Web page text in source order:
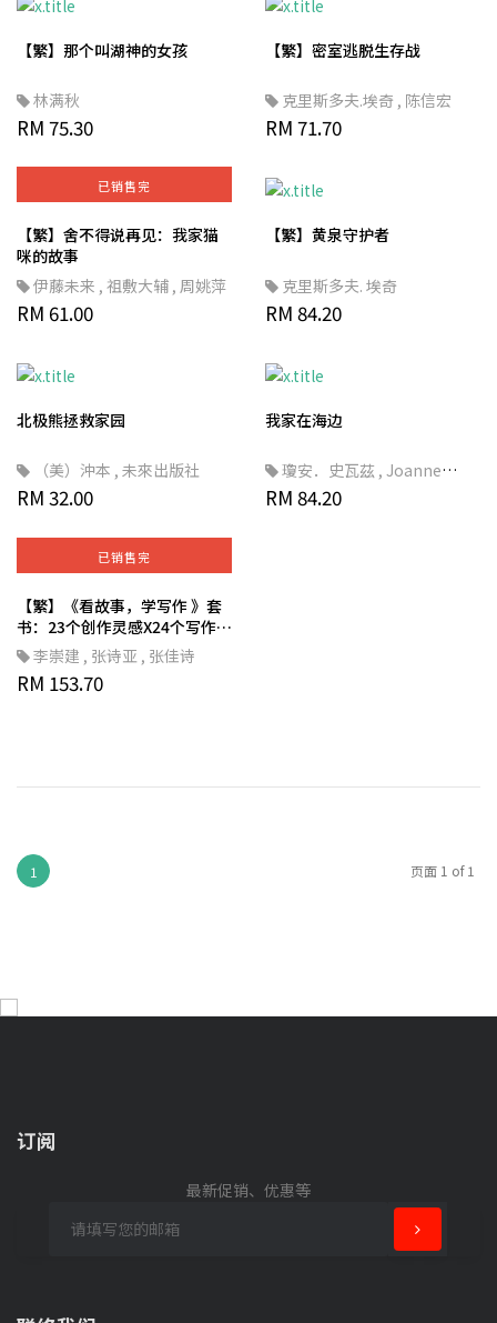
【繁】那个叫湖神的女孩
林满秋
RM 75.30
【繁】密室逃脱生存战
克里斯多夫.埃奇 , 陈信宏
RM 71.70
已销售完
【繁】舍不得说再见：我家猫
咪的故事
伊藤未来 , 祖敷大辅 , 周姚萍
RM 61.00
【繁】黄泉守护者
克里斯多夫. 埃奇
RM 84.20
北极熊拯救家园
（美）沖本 , 未來出版社
RM 32.00
我家在海边
瓊安．史瓦茲 , Joanne
Schwartz,
RM 84.20
已销售完
【繁】《看故事，学写作 》套
书：23个创作灵感X24个写作技
巧，助你轻松写出好作文（一
套两册）
李崇建 , 张诗亚 , 张佳诗
RM 153.70
1 页面 1 of 1
订阅
最新促销、优惠等